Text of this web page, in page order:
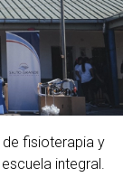
fisioterapia y
integral.